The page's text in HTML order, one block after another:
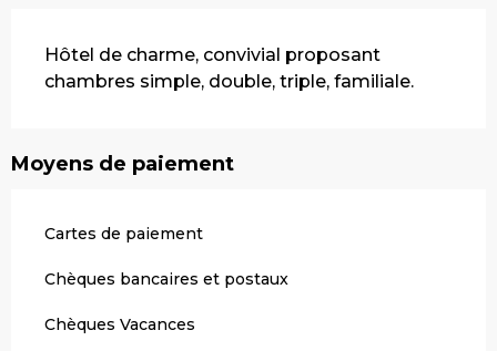
Hôtel de charme, convivial proposant
chambres simple, double, triple, familiale.
Moyens de paiement
Cartes de paiement
Chèques bancaires et postaux
Chèques Vacances